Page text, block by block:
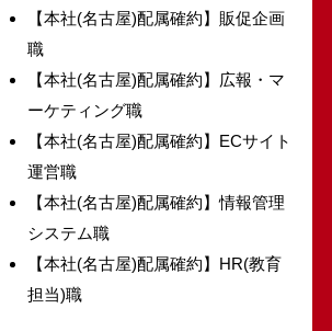
【本社(名古屋)配属確約】販促企画
職
【本社(名古屋)配属確約】広報・マ
ーケティング職
【本社(名古屋)配属確約】ECサイト
運営職
【本社(名古屋)配属確約】情報管理
システム職
【本社(名古屋)配属確約】HR(教育
担当)職